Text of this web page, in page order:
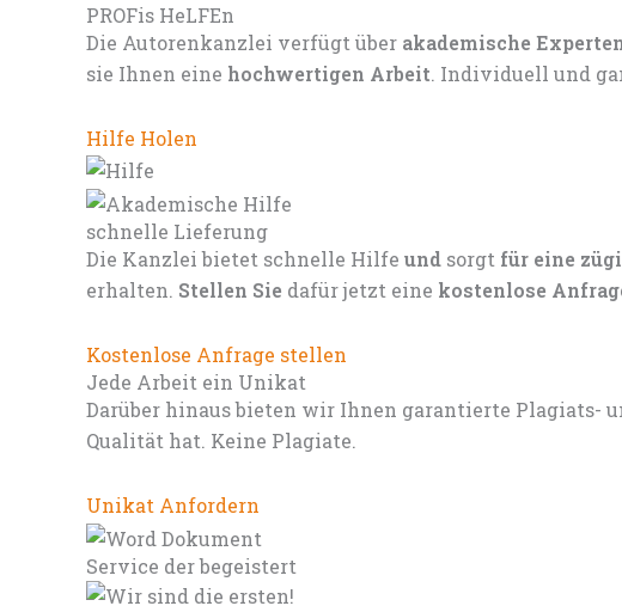
PROFis HeLFEn
Die Autorenkanzlei verfügt über akademische
sie Ihnen eine hochwertigen Arbeit. Individuell und
Hilfe Holen
schnelle Lieferung
Die Kanzlei bietet schnelle Hilfe und sorgt für eine
erhalten. Stellen Sie dafür jetzt eine kostenlose
Kostenlose Anfrage stellen
Jede Arbeit ein Unikat
Darüber hinaus bieten wir Ihnen garantierte Plagiats-
Qualität hat. Keine Plagiate.
Unikat Anfordern
Service der begeistert